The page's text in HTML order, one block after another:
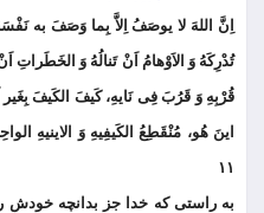
اِنَّ اللهَ لا یوصَفُ اِلاَّ بِما وَصَفَ به
تُدْرِکَهُ وَ الاَوْهامُ اَنْ تَنالُهُ وَ الخَطَراتِ
قُرْبِهِ وَ قَرُبَ فِی نَایهِ، کَیفَ الکَیفَ بِغَیر
اینَ هُو، مُنْقَطِعُ الکَیفِیهِ وَ الاینیهِ
۱۱
به راستی که خدا جز بدانچه